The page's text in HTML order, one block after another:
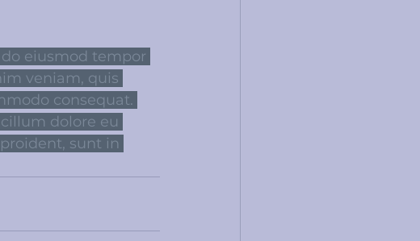
eiusmod tempor
veniam, quis
consequat.
dolore eu
sunt in